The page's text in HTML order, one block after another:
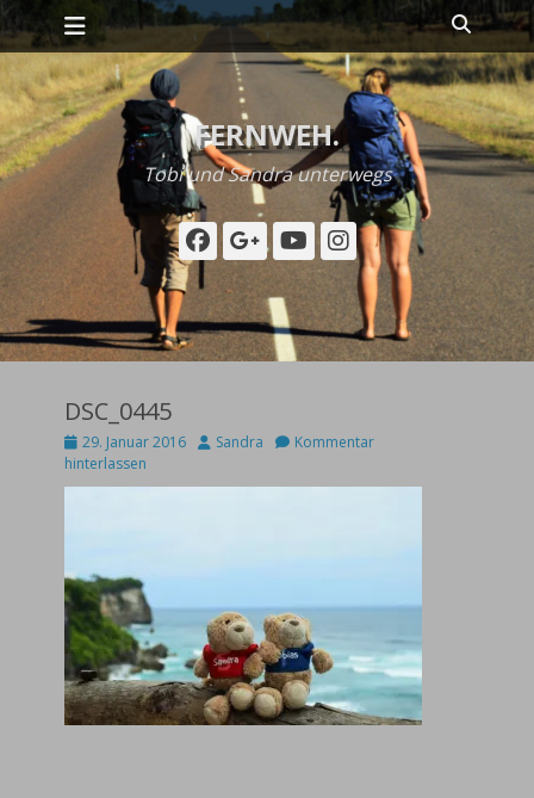
Zum
Inhalt
springen
Primäres Menü Suchen
FERNWEH.
Tobi und Sandra unterwegs
Facebook
Googleplus
YouTube
Instagram
DSC_0445
Posted
on
29. Januar 2016 AutorSandra
Kommentar
hinterlassen